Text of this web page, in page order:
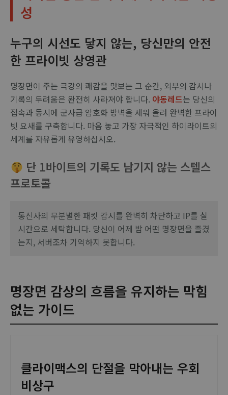
성
누구의 시선도 닿지 않는, 당신만의 안전
한 프라이빗 상영관
명장면이 주는 극강의 쾌감을 맛보는 그 순간, 외부의 감시나
기록의 두려움은 완전히 사라져야 합니다. 야동레드는 당신의
접속과 동시에 군사급 암호화 방벽을 세워 올려 완벽한 프라이
빗 요새를 구축합니다. 마음 놓고 가장 자극적인 하이라이트의
세계를 자유롭게 유영하십시오.
단 1바이트의 기록도 남기지 않는 스텔스
프로토콜
통신사의 무분별한 패킷 감시를 완벽히 차단하고 IP를 실
시간으로 세탁합니다. 당신이 어제 밤 어떤 명장면을 즐겼
는지, 서버조차 기억하지 못합니다.
명장면 감상의 흐름을 유지하는 막힘
없는 가이드
클라이맥스의 단절을 막아내는 우회
비상구